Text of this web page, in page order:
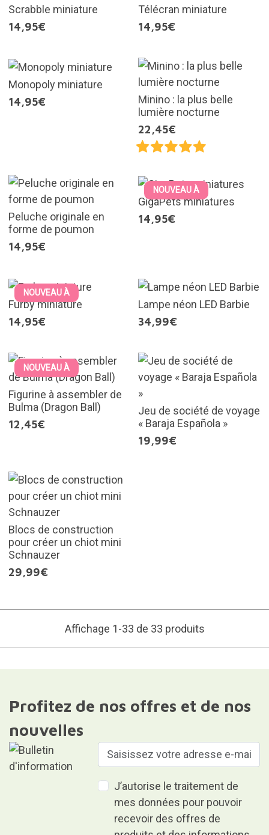
Scrabble miniature
14,95€
Télécran miniature
14,95€
Monopoly miniature
14,95€
Minino : la plus belle
lumière nocturne
22,45€
Peluche originale en
forme de poumon
14,95€
NOUVEAU À
GigaPets miniatures
14,95€
NOUVEAU À
Furby miniature
14,95€
Lampe néon LED Barbie
34,99€
NOUVEAU À
Figurine à assembler de
Bulma (Dragon Ball)
12,45€
Jeu de société de voyage
« Baraja Española »
19,99€
Blocs de construction
pour créer un chiot mini
Schnauzer
29,99€
Affichage 1-33 de 33 produits
Profitez de nos offres et de nos
nouvelles
J’autorise le traitement de
mes données pour pouvoir
recevoir des offres de